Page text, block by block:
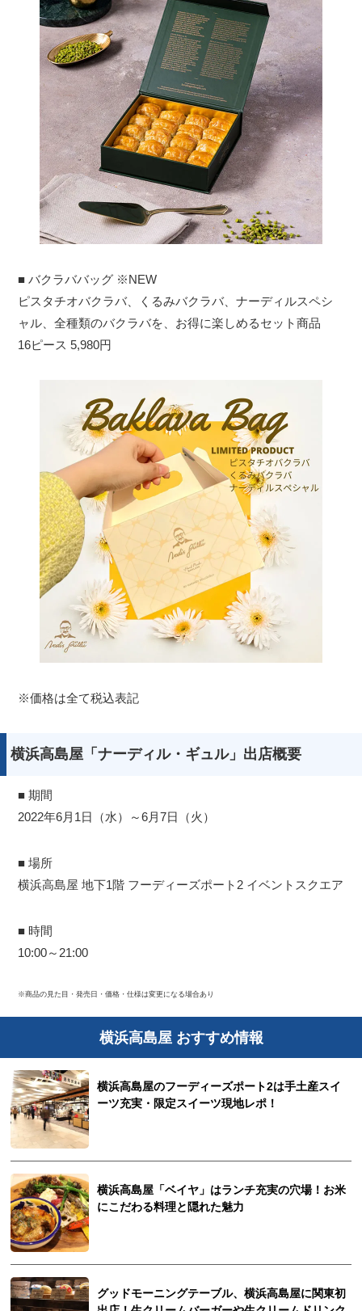
■ バクラババッグ ※NEW
ピスタチオバクラバ、くるみバクラバ、ナーディルスペシ
ャル、全種類のバクラバを、お得に楽しめるセット商品
16ピース 5,980円
※価格は全て税込表記
横浜高島屋「ナーディル・ギュル」出店概要
■ 期間
2022年6月1日（水）～6月7日（火）
■ 場所
横浜高島屋 地下1階 フーディーズポート2 イベントスクエア
■ 時間
10:00～21:00
※商品の見た目・発売日・価格・仕様は変更になる場合あり
横浜高島屋 おすすめ情報
横浜高島屋のフーディーズポート2は手土産スイ
ーツ充実・限定スイーツ現地レポ！
横浜高島屋「ベイヤ」はランチ充実の穴場！お米
にこだわる料理と隠れた魅力
グッドモーニングテーブル、横浜高島屋に関東初